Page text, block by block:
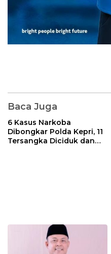
Baca Juga
6 Kasus Narkoba
Dibongkar Polda Kepri, 11
Tersangka Diciduk dan